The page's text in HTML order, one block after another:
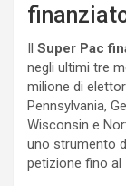
Il Super Pac
negli ultimi tre
milione di
Pennsylvania,
Wisconsin e
uno strumento
petizione fino al